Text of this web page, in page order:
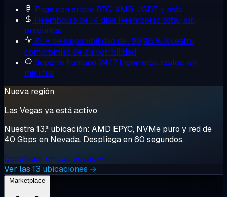
Paga con cripto BTC, XMR, USDT y más
Reembolso de 14 días Reembolso total, sin
preguntas
SLA de disponibilidad del 99,95 % Nuestro
compromiso de disponibilidad
Soporte humano 24/7 Ingenieros reales, en
minutos
Nueva región
Las Vegas ya está activo
Nuestra 13.ª ubicación: AMD EPYC, NVMe puro y red de
40 Gbps en Nevada. Despliega en 60 segundos.
Desplegar en Las Vegas →
Ver las 13 ubicaciones →